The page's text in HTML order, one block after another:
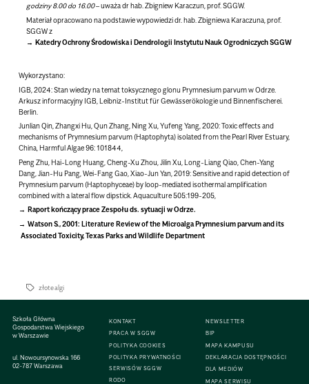
godziny 8.00 do 16.00– uważa dr hab. Zbigniew Karaczun, prof. SGGW.
Materiał opracowano na podstawie wypowiedzi dr. hab. Zbigniewa Karaczuna, prof.
SGGW z
Katedry Ochrony Środowiska i Dendrologii Instytutu Nauk Ogrodniczych SGGW
Wykorzystano:
IGB, 2024: Stan wiedzy na temat toksycznego glonu Prymnesium parvum w Odrze.
Arkusz informacyjny IGB, Leibniz-Institut für Gewässerökologie und Binnenfischerei.
Berlin.
Junlian Qin, Zhangxi Hu, Qun Zhang, Ning Xu, Yufeng Yang, 2020: Toxic effects and
mechanisms of Prymnesium parvum (Haptophyta) isolated from the Pearl River Estuary,
China, Harmful Algae 96: 101844,
Peng Zhu, Hai-Long Huang, Cheng-Xu Zhou, Jilin Xu, Long-Liang Qiao, Chen-Yang
Dang, Jian-Hu Pang, Wei-Fang Gao, Xiao-Jun Yan, 2019: Sensitive and rapid detection of
Prymnesium parvum (Haptophyceae) by loop-mediated isothermal amplification
combined with a lateral flow dipstick. Aquaculture 505:199-205,
Raport kończący prace Zespołu ds. sytuacji w Odrze.
Watson S., 2001: Literature Review of the Microalga Prymnesium parvum and its
Associated Toxicity, Texas Parks and Wildlife Department
złote algi
Szkoła Główna
Gospodarstwa Wiejskiego
w Warszawie
ul. Nowoursynowska 166
02-787 Warszawa
KONTAKT
PRACA W SGGW
POLITYKA COOKIES
POLITYKA PRYWATNOŚCI
SERWISÓW SGGW
RODO
NEWSLETTER
BIP
MAPA KAMPUSU
DEKLARACJA DOSTĘPNOŚCI
DLA MEDIÓW
MAPA SERWISU